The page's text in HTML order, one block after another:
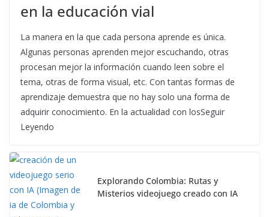
en la educación vial
La manera en la que cada persona aprende es única.
Algunas personas aprenden mejor escuchando, otras
procesan mejor la información cuando leen sobre el
tema, otras de forma visual, etc. Con tantas formas de
aprendizaje demuestra que no hay solo una forma de
adquirir conocimiento. En la actualidad con losSeguir
Leyendo
Explorando Colombia: Rutas y
Misterios videojuego creado con IA